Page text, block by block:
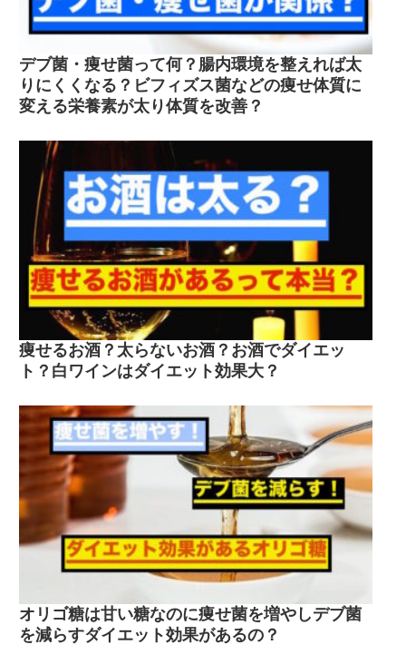
デブ菌・痩せ菌って何？腸内環境を整えれば太
りにくくなる？ビフィズス菌などの痩せ体質に
変える栄養素が太り体質を改善？
痩せるお酒？太らないお酒？お酒でダイエッ
ト？白ワインはダイエット効果大？
オリゴ糖は甘い糖なのに痩せ菌を増やしデブ菌
を減らすダイエット効果があるの？